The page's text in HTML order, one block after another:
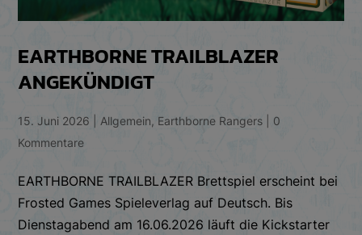
EARTHBORNE TRAILBLAZER
ANGEKÜNDIGT
15. Juni 2026 Allgemein, Earthborne Rangers
0
Kommentare
EARTHBORNE TRAILBLAZER Brettspiel erscheint bei
Frosted Games Spieleverlag auf Deutsch. Bis
Dienstagabend am 16.06.2026 läuft die Kickstarter